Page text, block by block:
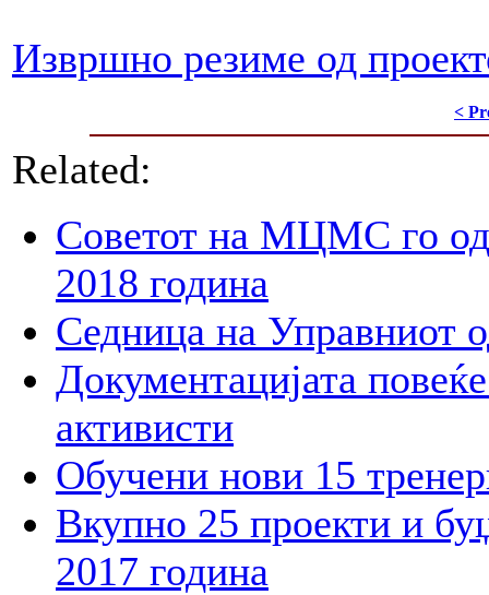
Извршно резиме од
<
Related:
Советот на МЦМС го
2018 година
Седница на
Документацијата
активисти
Обучени нови 15
Вкупно 25 проекти и
2017 година